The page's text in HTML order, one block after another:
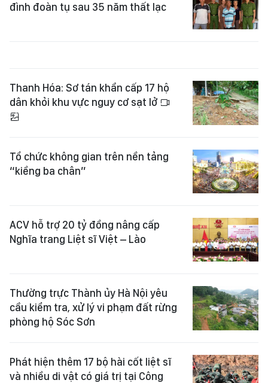
đình đoàn tụ sau 35 năm thất lạc
Thanh Hóa: Sơ tán khẩn cấp 17 hộ
dân khỏi khu vực nguy cơ sạt lở
Tổ chức không gian trên nền tảng
“kiềng ba chân”
ACV hỗ trợ 20 tỷ đồng nâng cấp
Nghĩa trang Liệt sĩ Việt – Lào
Thường trực Thành ủy Hà Nội yêu
cầu kiểm tra, xử lý vi phạm đất rừng
phòng hộ Sóc Sơn
Phát hiện thêm 17 bộ hài cốt liệt sĩ
và nhiều di vật có giá trị tại Công